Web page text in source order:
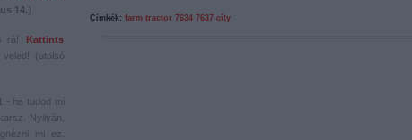
14.)
rá!
Kattints
(utolsó
- ha tudod mi
Nyilván.
mi ez.
Címkék: farm tractor 7634 7637 cíty